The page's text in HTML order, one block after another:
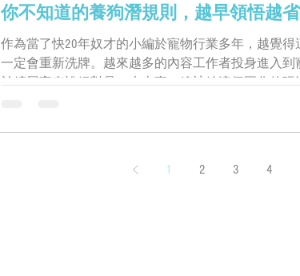
你不知道的養狗潛規則，越早領悟越
作為當了快20年奴才的小編於寵物行業多年，越覺得
一定會重新洗牌。越來越多的內容工作者投身進入到
於鏟屎官來說絕對是一大幸事，總該給這個固化的
1 2 3 4